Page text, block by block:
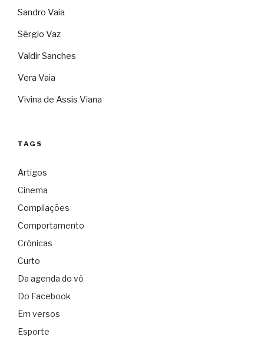
Sandro Vaia
Sérgio Vaz
Valdir Sanches
Vera Vaia
Vivina de Assis Viana
TAGS
Artigos
Cinema
Compilações
Comportamento
Crônicas
Curto
Da agenda do vô
Do Facebook
Em versos
Esporte